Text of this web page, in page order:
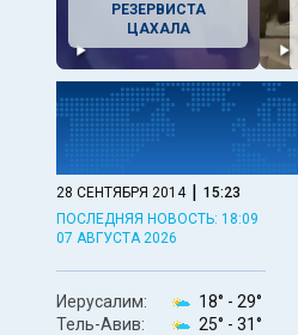
РЕЗЕРВИСТА
ЦАХАЛА
28 СЕНТЯБРЯ 2014 | 15:23
ПОСЛЕДНЯЯ НОВОСТЬ: 18:09
07 АВГУСТА 2026
Иерусалим: 18° - 29°
Тель-Авив:
25° - 31°